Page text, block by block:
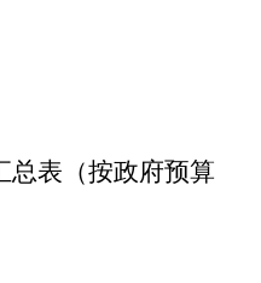
总表（按政府预算